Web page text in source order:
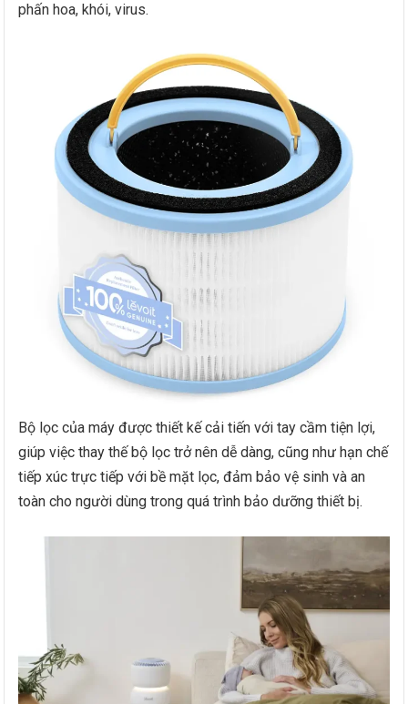
phấn hoa, khói, virus.
Bộ lọc của máy được thiết kế cải tiến với tay cầm tiện lợi,
giúp việc thay thế bộ lọc trở nên dễ dàng, cũng như hạn chế
tiếp xúc trực tiếp với bề mặt lọc, đảm bảo vệ sinh và an
toàn cho người dùng trong quá trình bảo dưỡng thiết bị.